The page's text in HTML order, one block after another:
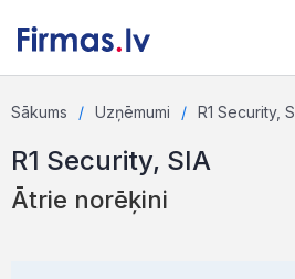
Sākums Uzņēmumi R1 Security,
R1 Security, SIA
Ātrie norēķini